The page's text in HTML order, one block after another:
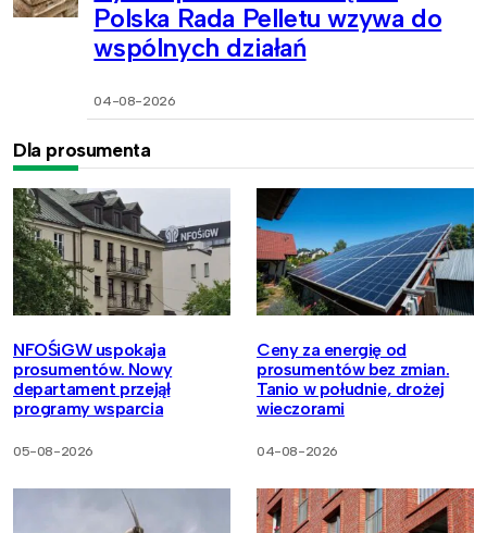
Polska Rada Pelletu wzywa do
wspólnych działań
04-08-2026
Dla prosumenta
NFOŚiGW uspokaja
prosumentów. Nowy
departament przejął
programy wsparcia
05-08-2026
Ceny za energię od
prosumentów bez zmian.
Tanio w południe, drożej
wieczorami
04-08-2026